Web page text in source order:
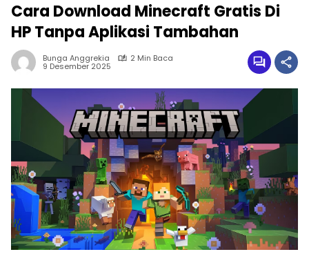
Cara Download Minecraft Gratis Di
HP Tanpa Aplikasi Tambahan
Bunga Anggrekia 2 Min Baca
9 Desember 2025